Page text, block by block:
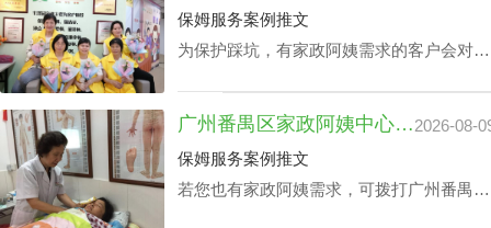
公司保姆服务费用自然越高。
保姆服务案例推文
为保护踩坑，有家政阿姨需求的客户会对多
的同时获取更多增值服务平台。影响广州家
政公司住家价位的关键部分有哪些成分？丰
泽园将用HR下面文章做析述。
广州番禺区家政阿姨中心价钱：品牌声誉与实际服务水平2026-08-
保姆服务案例推文
若您也有家政阿姨需求，可拨打广州番禺区